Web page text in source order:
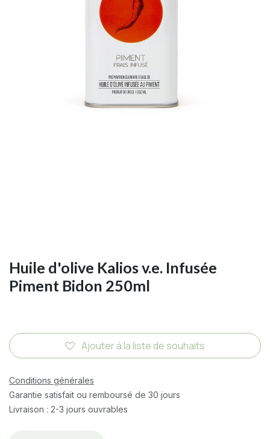
Huile d'olive Kalios v.e. Infusée
Piment Bidon 250ml
Ajouter à la liste de souhaits
Conditions générales
Garantie satisfait ou remboursé de 30 jours
Livraison : 2-3 jours ouvrables